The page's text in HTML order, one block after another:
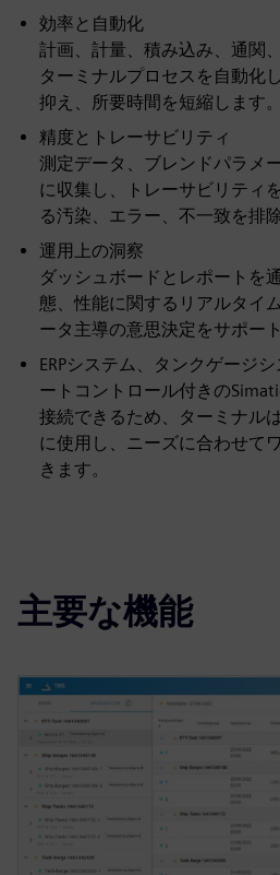
効率と自動化
計画、計量、積み込み、通関
ターミナルプロセスを自動化
抑え、所要時間を短縮します。
精度とトレーサビリティ
測定データ、ブレンドパラメ
に収集し、トレーサビリティ
る汚染、エラー、不一致を排
運用上の洞察
ダッシュボードとレポートを
態、性能に関するリアルタイ
ータ主導の意思決定をサポー
ERPシステム、タンクゲージ
ートコントロール付きの
接続できるため、ターミナル
に使用し、ニーズに合わせて
きます。
主要な機能